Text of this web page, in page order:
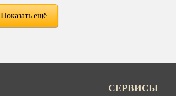
Показать ещё
СЕРВИСЫ